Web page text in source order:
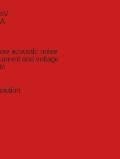
acoustic noise
and voltage